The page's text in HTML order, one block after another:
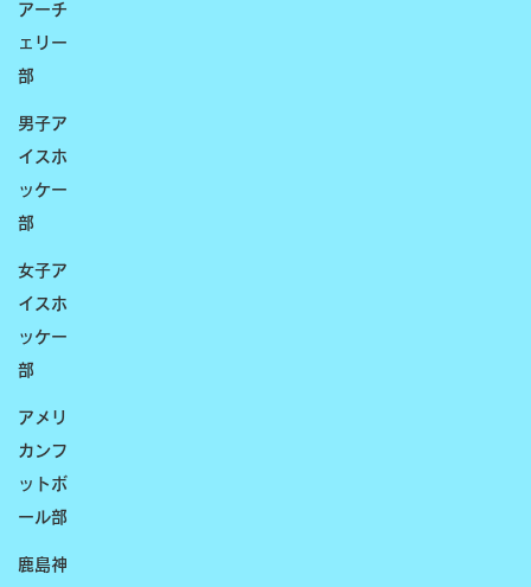
アーチ
ェリー
部
男子ア
イスホ
ッケー
部
女子ア
イスホ
ッケー
部
アメリ
カンフ
ットボ
ール部
鹿島神